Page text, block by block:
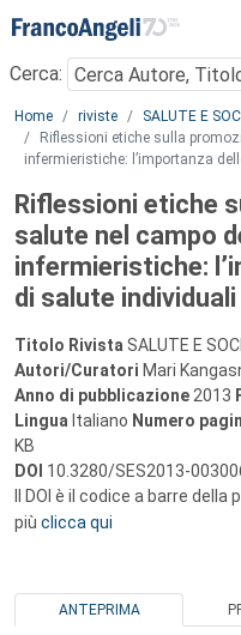
Menu
Cerca:
Main content
Home riviste SALUTE E
Riflessioni etiche sulla
infermieristiche: l’importanza
Riflessioni etiche
salute nel campo
infermieristiche:
di salute individuali
Titolo Rivista SALUTE E
Autori/Curatori Mari
Anno di pubblicazione 2013
Lingua Italiano Numero
KB
DOI 10.3280/SES2013-
Il DOI è il codice a barre
più clicca qui
ANTEPRIMA